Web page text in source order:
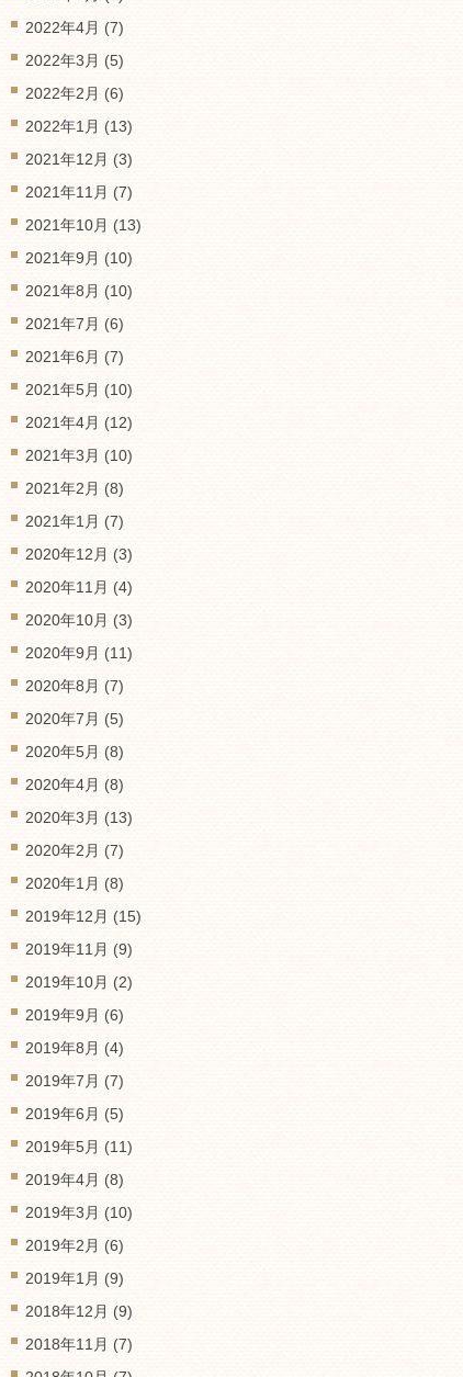
2022年4月 (7)
2022年3月 (5)
2022年2月 (6)
2022年1月 (13)
2021年12月 (3)
2021年11月 (7)
2021年10月 (13)
2021年9月 (10)
2021年8月 (10)
2021年7月 (6)
2021年6月 (7)
2021年5月 (10)
2021年4月 (12)
2021年3月 (10)
2021年2月 (8)
2021年1月 (7)
2020年12月 (3)
2020年11月 (4)
2020年10月 (3)
2020年9月 (11)
2020年8月 (7)
2020年7月 (5)
2020年5月 (8)
2020年4月 (8)
2020年3月 (13)
2020年2月 (7)
2020年1月 (8)
2019年12月 (15)
2019年11月 (9)
2019年10月 (2)
2019年9月 (6)
2019年8月 (4)
2019年7月 (7)
2019年6月 (5)
2019年5月 (11)
2019年4月 (8)
2019年3月 (10)
2019年2月 (6)
2019年1月 (9)
2018年12月 (9)
2018年11月 (7)